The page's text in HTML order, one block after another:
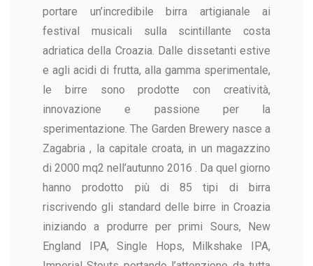
portare un’incredibile birra artigianale ai
festival musicali sulla scintillante costa
adriatica della Croazia. Dalle dissetanti estive
e agli acidi di frutta, alla gamma sperimentale,
le birre sono prodotte con creatività,
innovazione e passione per la
sperimentazione.The Garden Brewery nasce a
Zagabria , la capitale croata, in un magazzino
di 2000 mq2 nell’autunno 2016 . Da quel giorno
hanno prodotto più di 85 tipi di birra
riscrivendo gli standard delle birre in Croazia
iniziando a produrre per primi Sours, New
England IPA, Single Hops, Milkshake IPA,